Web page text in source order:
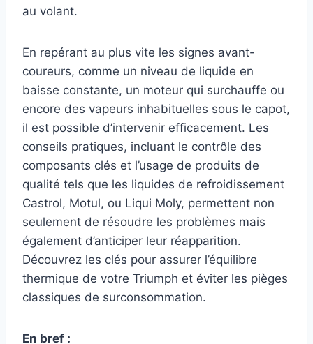
au volant.
En repérant au plus vite les signes avant-
coureurs, comme un niveau de liquide en
baisse constante, un moteur qui surchauffe ou
encore des vapeurs inhabituelles sous le capot,
il est possible d’intervenir efficacement. Les
conseils pratiques, incluant le contrôle des
composants clés et l’usage de produits de
qualité tels que les liquides de refroidissement
Castrol, Motul, ou Liqui Moly, permettent non
seulement de résoudre les problèmes mais
également d’anticiper leur réapparition.
Découvrez les clés pour assurer l’équilibre
thermique de votre Triumph et éviter les pièges
classiques de surconsommation.
En bref :